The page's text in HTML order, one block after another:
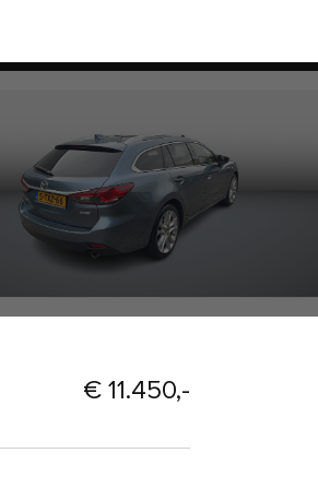
€ 11.450,-